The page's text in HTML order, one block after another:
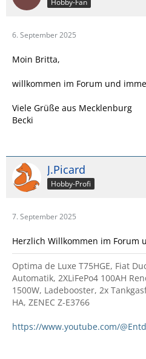
6. September 2025
Moin Britta,
willkommen im Forum und
Viele Grüße aus Mecklenburg
Becki
J.Picard
Hobby-Profi
7. September 2025
Herzlich Willkommen im
Optima de Luxe T75HGE, Fiat
Automatik, 2XLiFePo4 100AH
1500W, Ladebooster, 2x
HA, ZENEC Z-E3766
https://www.youtube.com/